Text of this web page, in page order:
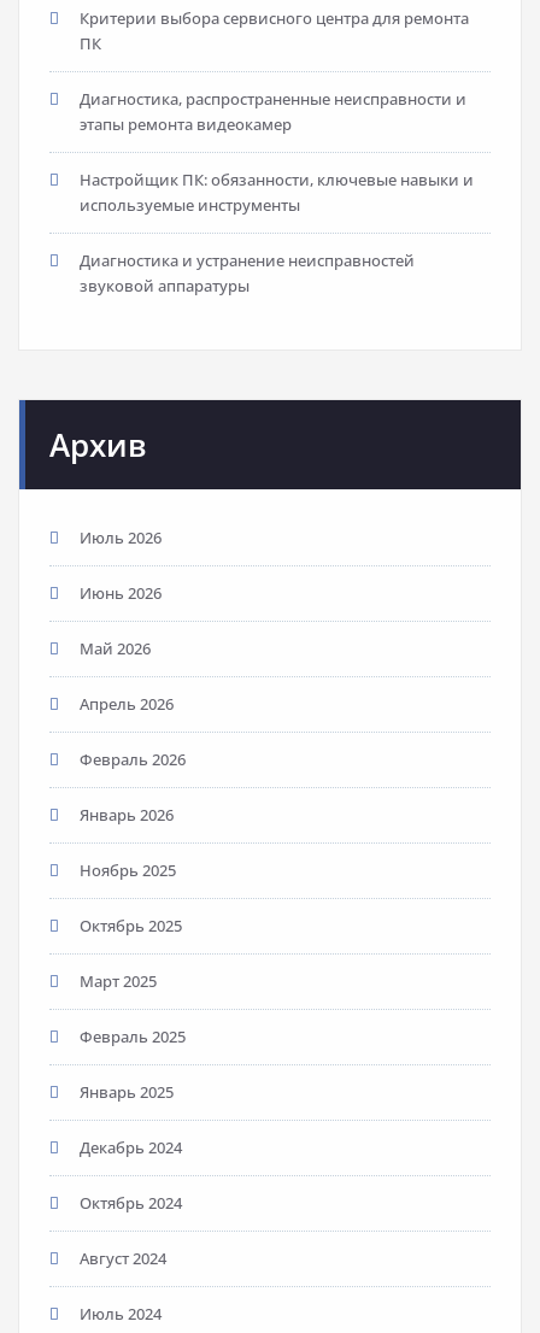
Критерии выбора сервисного центра для ремонта
ПК
Диагностика, распространенные неисправности и
этапы ремонта видеокамер
Настройщик ПК: обязанности, ключевые навыки и
используемые инструменты
Диагностика и устранение неисправностей
звуковой аппаратуры
Архив
Июль 2026
Июнь 2026
Май 2026
Апрель 2026
Февраль 2026
Январь 2026
Ноябрь 2025
Октябрь 2025
Март 2025
Февраль 2025
Январь 2025
Декабрь 2024
Октябрь 2024
Август 2024
Июль 2024